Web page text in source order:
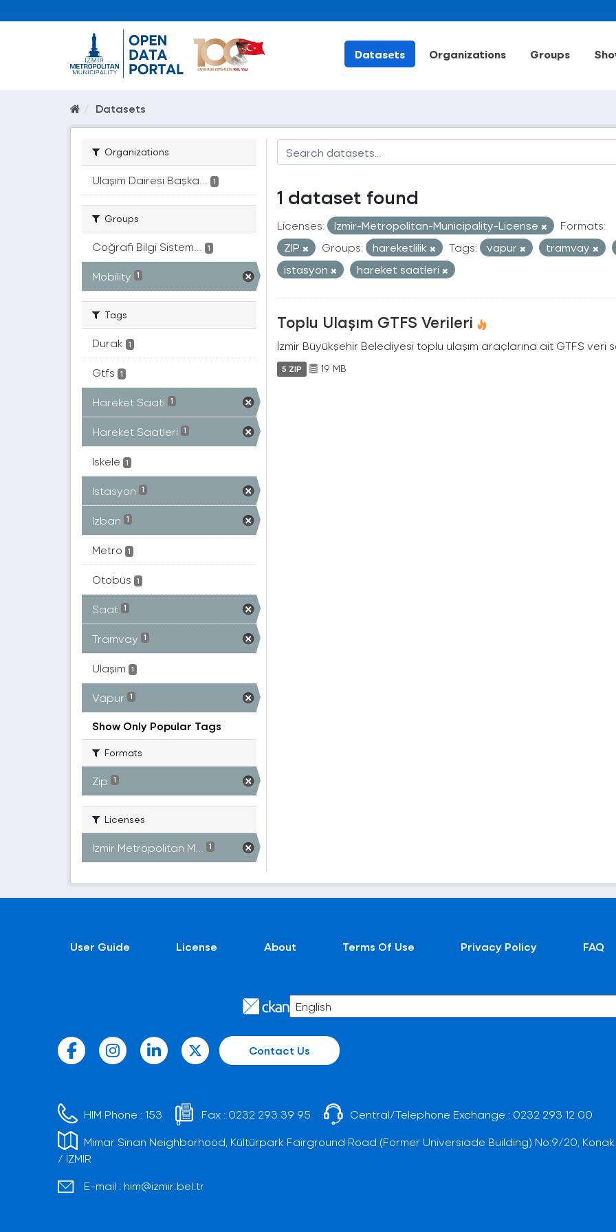
Datasets Organizations Groups
Datasets
Organizations
Ulaşım Dairesi Başka... 1
Groups
Coğrafi Bilgi Sistem... 1
Mobility 1
Tags
Durak 1
Gtfs 1
Hareket Saati 1
Hareket Saatleri 1
Iskele 1
Istasyon 1
Izban 1
Metro 1
Otobüs 1
Saat 1
Tramvay 1
Ulaşım 1
Vapur 1
Show Only Popular Tags
Formats
Zip 1
Licenses
Izmir Metropolitan M... 1
1 dataset found
Licenses: Izmir-Metropolitan-Municipality-License
Formats:
ZIP
Groups: hareketlilik Tags: vapur tramvay
istasyon
hareket saatleri
Toplu Ulaşım GTFS Verileri
İzmir Büyükşehir Belediyesi toplu ulaşım araçlarına ait GTFS veri
5 ZIP 19 MB
User Guide License About Terms Of Use Privacy Policy FAQ
Contact Us
HIM Phone :153 Fax : 0232 293 39 95 Central/Telephone Exchange : 0232 293 12 00
Mimar Sinan Neighborhood, Kültürpark Fairground Road (Former Universiade Building) No:9/20, Konak
/ İZMİR
E-mail : him@izmir.bel.tr